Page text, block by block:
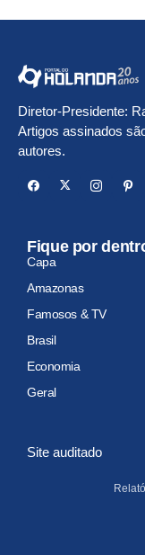
Diretor-Presidente:
Artigos assinados
autores.
Fique por
Capa
Amazonas
Famosos & TV
Brasil
Economia
Geral
Site auditado